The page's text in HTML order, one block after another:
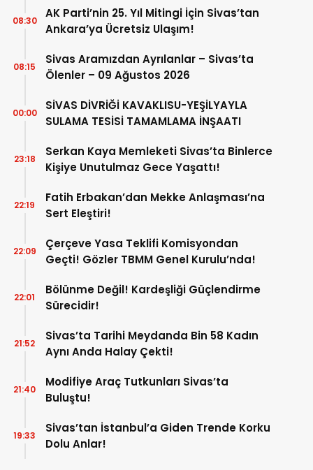
AK Parti’nin 25. Yıl Mitingi İçin Sivas’tan
Ankara’ya Ücretsiz Ulaşım!
08:30
Sivas Aramızdan Ayrılanlar – Sivas’ta
Ölenler – 09 Ağustos 2026
08:15
SİVAS DİVRİĞİ KAVAKLISU-YEŞİLYAYLA
SULAMA TESİSİ TAMAMLAMA İNŞAATI
00:00
Serkan Kaya Memleketi Sivas’ta Binlerce
Kişiye Unutulmaz Gece Yaşattı!
23:18
Fatih Erbakan’dan Mekke Anlaşması’na
Sert Eleştiri!
22:19
Çerçeve Yasa Teklifi Komisyondan
Geçti! Gözler TBMM Genel Kurulu’nda!
22:09
Bölünme Değil! Kardeşliği Güçlendirme
Sürecidir!
22:01
Sivas’ta Tarihi Meydanda Bin 58 Kadın
Aynı Anda Halay Çekti!
21:52
Modifiye Araç Tutkunları Sivas’ta
Buluştu!
21:40
Sivas’tan İstanbul’a Giden Trende Korku
Dolu Anlar!
19:33